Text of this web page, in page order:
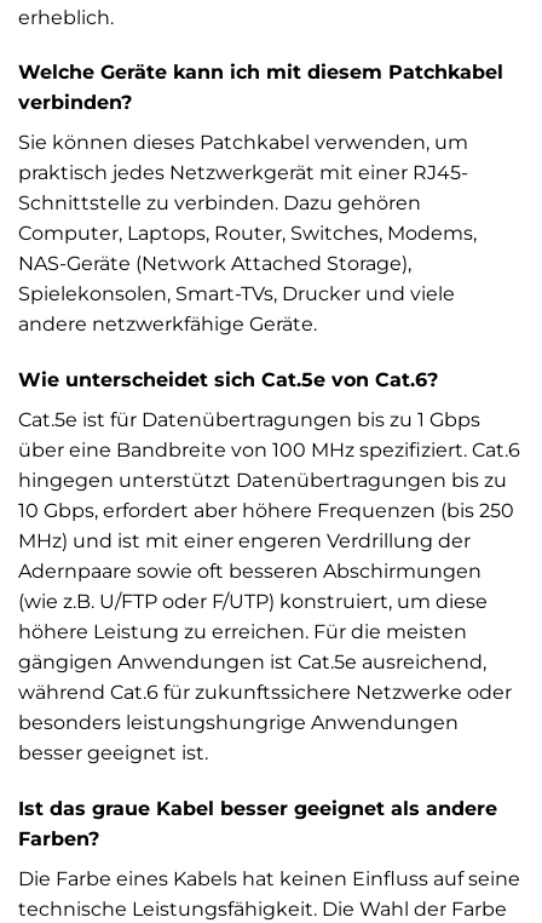
erheblich.
Welche Geräte kann ich mit diesem Patchkabel
verbinden?
Sie können dieses Patchkabel verwenden, um
praktisch jedes Netzwerkgerät mit einer RJ45-
Schnittstelle zu verbinden. Dazu gehören
Computer, Laptops, Router, Switches, Modems,
NAS-Geräte (Network Attached Storage),
Spielekonsolen, Smart-TVs, Drucker und viele
andere netzwerkfähige Geräte.
Wie unterscheidet sich Cat.5e von Cat.6?
Cat.5e ist für Datenübertragungen bis zu 1 Gbps
über eine Bandbreite von 100 MHz spezifiziert. Cat.6
hingegen unterstützt Datenübertragungen bis zu
10 Gbps, erfordert aber höhere Frequenzen (bis 250
MHz) und ist mit einer engeren Verdrillung der
Adernpaare sowie oft besseren Abschirmungen
(wie z.B. U/FTP oder F/UTP) konstruiert, um diese
höhere Leistung zu erreichen. Für die meisten
gängigen Anwendungen ist Cat.5e ausreichend,
während Cat.6 für zukunftssichere Netzwerke oder
besonders leistungshungrige Anwendungen
besser geeignet ist.
Ist das graue Kabel besser geeignet als andere
Farben?
Die Farbe eines Kabels hat keinen Einfluss auf seine
technische Leistungsfähigkeit. Die Wahl der Farbe